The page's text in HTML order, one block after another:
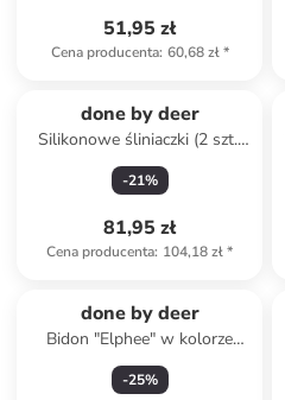
51,95 zł
Cena producenta: 60,68 zł*
done by deer
Silikonowe śliniaczki (2 szt.)
"Elphee" w kolorze błękitnym
-21%
81,95 zł
Cena producenta: 104,18 zł*
done by deer
Bidon "Elphee" w kolorze
zielonym - 350 ml
-25%